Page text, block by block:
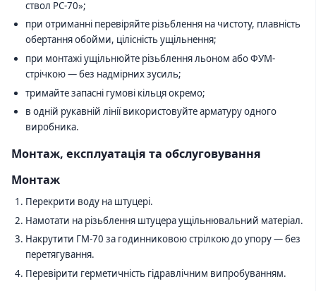
ствол РС-70»;
при отриманні перевіряйте різьблення на чистоту, плавність
обертання обойми, цілісність ущільнення;
при монтажі ущільнюйте різьблення льоном або ФУМ-
стрічкою — без надмірних зусиль;
тримайте запасні гумові кільця окремо;
в одній рукавній лінії використовуйте арматуру одного
виробника.
Монтаж, експлуатація та обслуговування
Монтаж
Перекрити воду на штуцері.
Намотати на різьблення штуцера ущільнювальний матеріал.
Накрутити ГМ-70 за годинниковою стрілкою до упору — без
перетягування.
Перевірити герметичність гідравлічним випробуванням.